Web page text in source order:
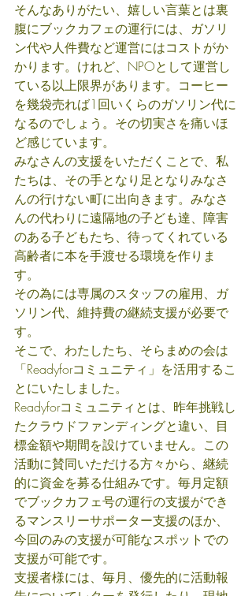
そんなありがたい、嬉しい言葉とは裏
腹にブックカフェの運行には、ガソリ
ン代や人件費など運営にはコストがか
かります。けれど、NPOとして運営し
ている以上限界があります。コーヒー
を幾袋売れば1回いくらのガソリン代に
なるのでしょう。その切実さを痛いほ
ど感じています。
みなさんの支援をいただくことで、私
たちは、その手となり足となりみなさ
んの行けない町に出向きます。みなさ
んの代わりに遠隔地の子ども達、障害
のある子どもたち、待ってくれている
高齢者に本を手渡せる環境を作りま
す。
その為には専属のスタッフの雇用、ガ
ソリン代、維持費の継続支援が必要で
す。
そこで、わたしたち、そらまめの会は
「Readyforコミュニティ」を活用するこ
とにいたしました。
Readyforコミュニティとは、昨年挑戦し
たクラウドファンディングと違い、目
標金額や期間を設けていません。この
活動に賛同いただける方々から、継続
的に資金を募る仕組みです。毎月定額
でブックカフェ号の運行の支援ができ
るマンスリーサポーター支援のほか、
今回のみの支援が可能なスポットでの
支援が可能です。
支援者様には、毎月、優先的に活動報